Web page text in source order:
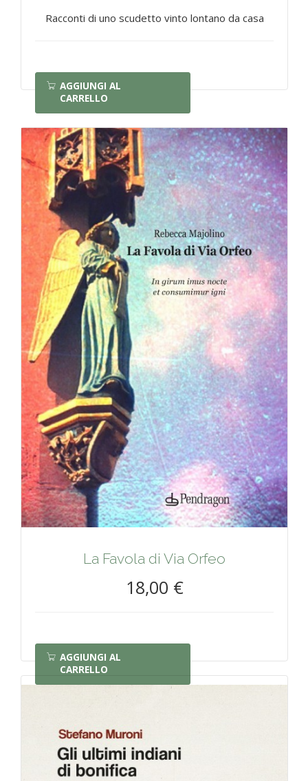
Racconti di uno scudetto vinto lontano da casa
AGGIUNGI AL
CARRELLO
La Favola di Via Orfeo
18,00 €
AGGIUNGI AL
CARRELLO